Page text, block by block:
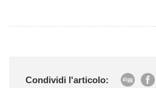
Condividi l'articolo: